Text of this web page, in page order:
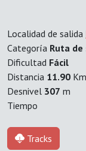
Localidad de salida
Categoría Ruta
Dificultad Fácil
Distancia 11.90 Km
Desnivel 307 m
Tiempo
Tracks